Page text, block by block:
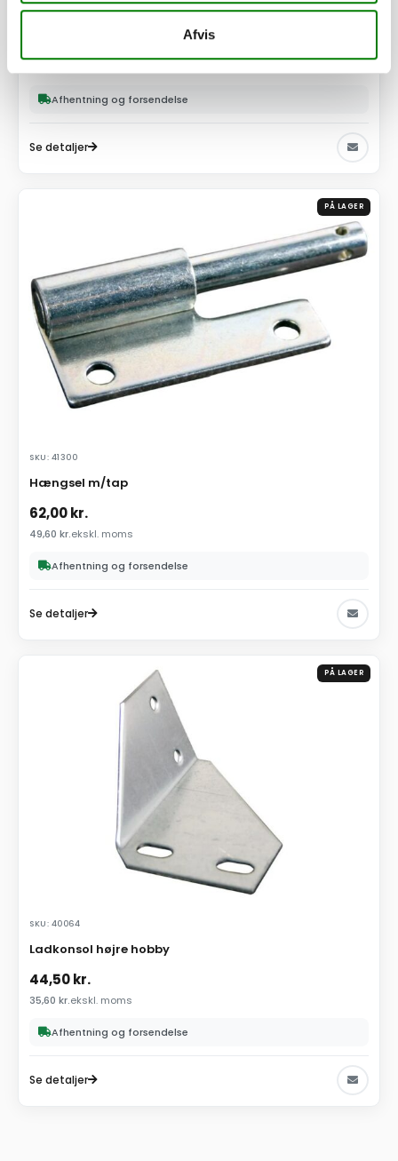
Afvis
Spændeplade for 260ED + 260B ED
Afhentning og forsendelse
Se detaljer
PÅ LAGER
SKU: 41300
Hængsel m/tap
62,00kr.
49,60 kr.ekskl. moms
Afhentning og forsendelse
Se detaljer
PÅ LAGER
SKU: 40064
Ladkonsol højre hobby
44,50kr.
35,60 kr.ekskl. moms
Afhentning og forsendelse
Se detaljer